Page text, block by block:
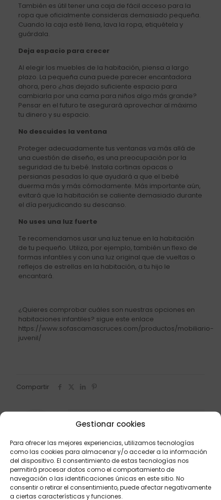
Gestionar cookies
Para ofrecer las mejores experiencias, utilizamos tecnologías
como las cookies para almacenar y/o acceder a la información
del dispositivo. El consentimiento de estas tecnologías nos
permitirá procesar datos como el comportamiento de
navegación o las identificaciones únicas en este sitio. No
consentir o retirar el consentimiento, puede afectar negativamente
a ciertas características y funciones.
También es útil tener una caja de fácil acceso para la
ropa que oficialmente consideras demasiado pequeña.
Cuando la caja esté llena, lava la ropa, etiquétela y
guárdala.
Deja espacio para crecer
Al elegir los muebles de la habitación, piensa a largo
plazo. La pequeña cuna puede parecer encantadora
ahora, pero ¿has dejado suficiente espacio para
cambiarla por una cama para niños algo más grande?
Pensar en el futuro te asegurará aprovechar al máximo
tu dinero y su espacio.
No descuides la ventana
Proteger adecuadamente tus ventanas va más allá de
una cuestión de diseño, es una preocupación por la
seguridad de tu bebé. Instala cortinas opacas o
persianas pesadas lo que ayudará a que el bebé
duerma más y más cómodamente. Más importante aún,
evitará que la habitación se caliente demasiado durante
el día perjudicando su descanso.
No uses una luz fuerte
Te recomendamos usar una luz tenue en la habitación
de tu pequeño. Utiliza, por ejemplo, también un flexo de
formas infantiles y con una luz original que de vueltas o
reflejos de estrellas en la habitación, a tu hijo le
encantará.
¿Quieres comprobar cuáles son nuestras opciones en
habitaciones infantiles? sigue este enlace
https://www.sofascamascruces.com/productos/mobiliario-
juvenil/
Compartir
Francisco Cruces
Cama Cruces.
Posts relacionados